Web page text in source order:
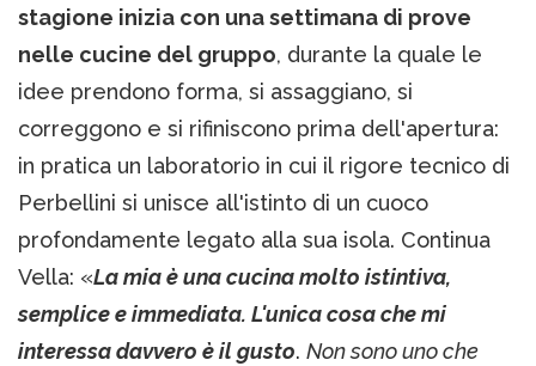
stagione inizia con una settimana di prove
nelle cucine del gruppo, durante la quale le
idee prendono forma, si assaggiano, si
correggono e si rifiniscono prima dell'apertura:
in pratica un laboratorio in cui il rigore tecnico di
Perbellini si unisce all'istinto di un cuoco
profondamente legato alla sua isola. Continua
Vella: «La mia è una cucina molto istintiva,
semplice e immediata. L'unica cosa che mi
interessa davvero è il gusto. Non sono uno che